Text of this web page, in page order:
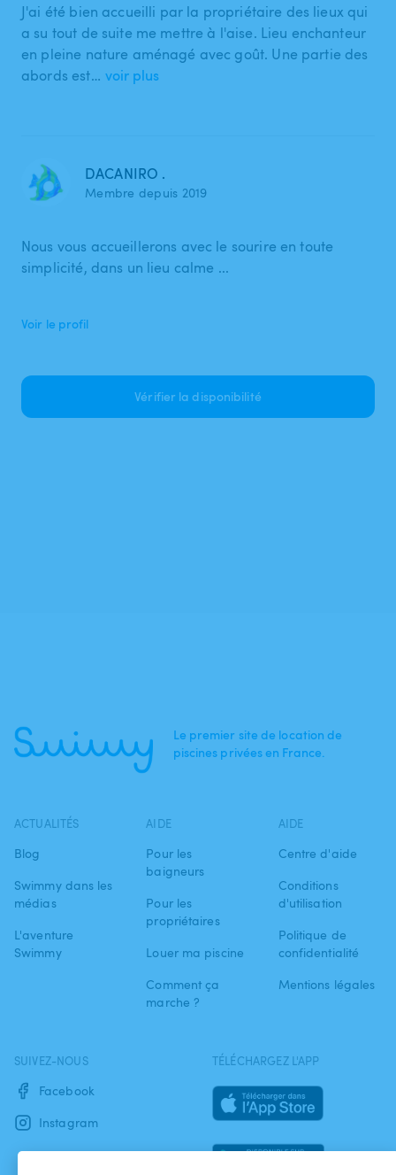
J'ai été bien accueilli par la propriétaire des lieux qui
a su tout de suite me mettre à l'aise. Lieu enchanteur
en pleine nature aménagé avec goût. Une partie des
abords est… voir plus
DACANIRO .
Membre depuis 2019
Nous vous accueillerons avec le sourire en toute
simplicité, dans un lieu calme ...
Voir le profil
Vérifier la disponibilité
Le premier site de location de
piscines privées en France.
ACTUALITÉS
Blog
Swimmy dans les
médias
L'aventure
Swimmy
AIDE
Pour les
baigneurs
Pour les
propriétaires
Louer ma piscine
Comment ça
marche ?
AIDE
Centre d'aide
Conditions
d'utilisation
Politique de
confidentialité
Mentions légales
SUIVEZ-NOUS
Facebook
Instagram
TÉLÉCHARGEZ L'APP